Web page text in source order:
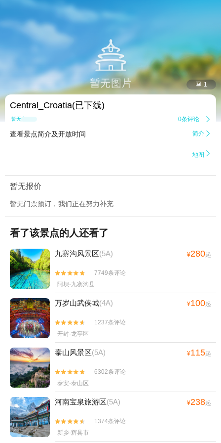
 1
Central_Croatia(已下线)
暂无点评 0条评论 
查看景点简介及开放时间 简介 
地图 
暂无报价
暂无门票预订，我们正在努力补充
看了该景点的人还看了
九寨沟风景区(5A) ¥280起


7749条评论
阿坝·九寨沟县
万岁山武侠城(4A) ¥100起


1237条评论
开封·龙亭区
泰山风景区(5A) ¥115起


6302条评论
泰安·泰山区
河南宝泉旅游区(5A) ¥238起


1374条评论
新乡·辉县市